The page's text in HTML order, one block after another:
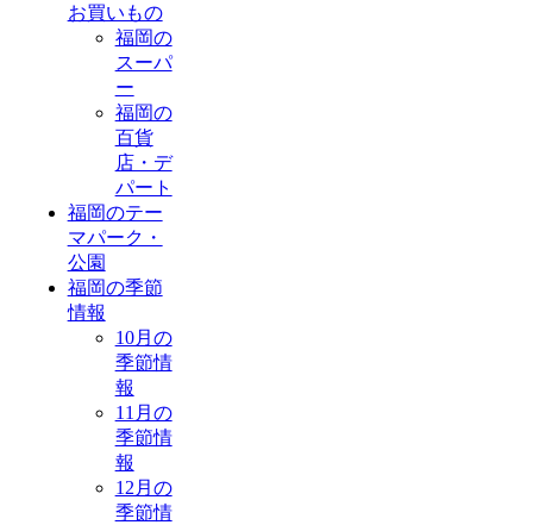
お買いもの
福岡の
スーパ
ー
福岡の
百貨
店・デ
パート
福岡のテー
マパーク・
公園
福岡の季節
情報
10月の
季節情
報
11月の
季節情
報
12月の
季節情